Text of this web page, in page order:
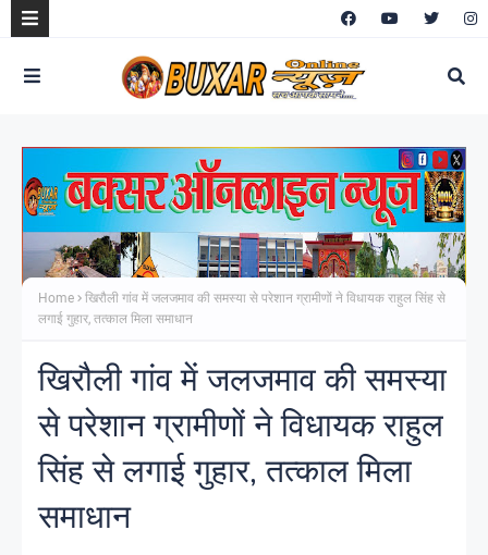
Home
खिरौली गांव में जलजमाव की समस्या से परेशान ग्रामीणों ने विधायक राहुल सिंह से
लगाई गुहार, तत्काल मिला समाधान
खिरौली गांव में जलजमाव की समस्या
से परेशान ग्रामीणों ने विधायक राहुल
सिंह से लगाई गुहार, तत्काल मिला
समाधान